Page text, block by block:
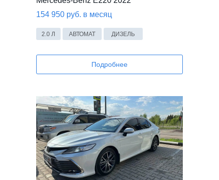
154 950 руб. в месяц
Подробнее
2.0 Л АВТОМАТ ДИЗЕЛЬ